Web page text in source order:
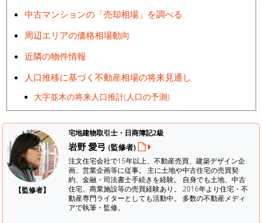
中古マンションの「売却相場」を調べる
周辺エリアの価格相場動向
近隣の物件情報
人口推移に基づく不動産相場の将来見通し
大字並木の将来人口推計(人口の予測)
【監修者】
宅地建物取引士・日商簿記2級
岩野 愛弓 (監修者)
注文住宅会社で15年以上、不動産売買、建築デザイン企
画、営業企画等に従事。 主に土地や中古住宅の売買契
約、金融・司法書士手続きを経験。 自身でも土地、中古
住宅、商業施設等の売買経験あり。 2016年より住宅・不
動産専門ライターとしても活動中。 多数の不動産メディ
アで執筆・監修。